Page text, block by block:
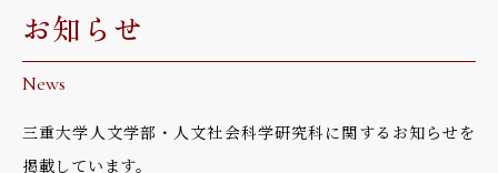
お知らせ
News
三重大学人文学部・人文社会科学研究科に関するお知らせを
掲載しています。